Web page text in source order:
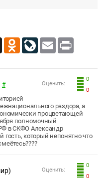
X Odnoklassniki
LiveJournal
Email Print
0
0
Оценить:
#
раздора, а
процветающей
полномочный
в СКФО Александр
гость, который непонятно что
0
0
Оценить: